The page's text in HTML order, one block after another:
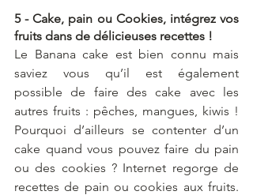
5 - Cake, pain ou Cookies, intégrez vos
fruits dans de délicieuses recettes !
Le Banana cake est bien connu mais
saviez vous qu’il est également
possible de faire des cake avec les
autres fruits : pêches, mangues, kiwis !
Pourquoi d’ailleurs se contenter d’un
cake quand vous pouvez faire du pain
ou des cookies ? Internet regorge de
recettes de pain ou cookies aux fruits.